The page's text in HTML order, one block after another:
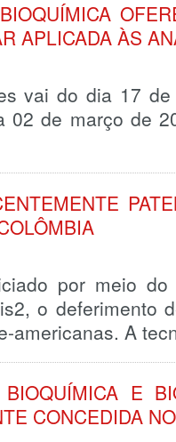
APLICADA ÀS
vai do dia 17
02 de março de
por meio
o deferimento
americanas. A
BIOQUÍMICA E
CONCEDIDA